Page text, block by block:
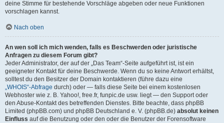
deine Stimme für bestehende Vorschläge abgeben oder neue Funktionen
vorschlagen kannst.
Nach oben
An wen soll ich mich wenden, falls es Beschwerden oder juristische
Anfragen zu diesem Forum gibt?
Jeder Administrator, der auf der „Das Team“-Seite aufgeführt ist, ist ein
geeigneter Kontakt für deine Beschwerde. Wenn du so keine Antwort erhältst,
solltest du den Besitzer der Domain kontaktieren (führe dazu eine
„WHOIS“-Abfrage durch) oder — falls diese Seite bei einem kostenlosen
Webhoster wie z. B. Yahoo!, free.fr, funpic.de usw. liegt — den Support oder
den Abuse-Kontakt des betreffenden Dienstes. Bitte beachte, dass phpBB
Limited (phpBB.com) und phpBB Deutschland e. V. (phpBB.de) absolut keinen
Einfluss auf die Benutzung oder den oder die Benutzer der Forensoftware